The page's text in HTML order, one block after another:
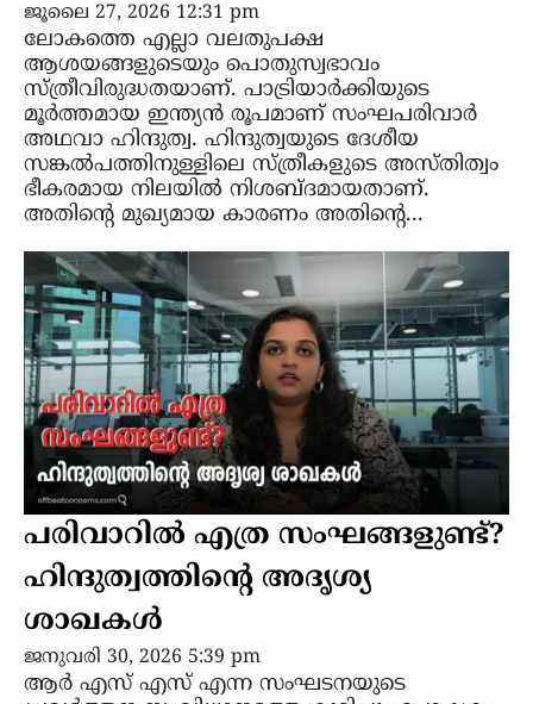
ജൂലൈ 27, 2026 12:31 pm
ലോകത്തെ എല്ലാ വലതുപക്ഷ
ആശയങ്ങളുടെയും പൊതുസ്വഭാവം
സ്ത്രീവിരുദ്ധതയാണ്. പാട്രിയാർക്കിയുടെ
മൂർത്തമായ ഇന്ത്യൻ രൂപമാണ് സംഘപരിവാർ
അഥവാ ഹിന്ദുത്വ. ഹിന്ദുത്വയുടെ ദേശീയ
സങ്കൽപത്തിനുള്ളിലെ സ്ത്രീകളുടെ അസ്തിത്വം
ഭീകരമായ നിലയിൽ നിശബ്ദമായതാണ്.
അതിൻ്റെ മുഖ്യമായ കാരണം അതിന്റെ...
പരിവാറിൽ എത്ര സംഘങ്ങളുണ്ട്?
ഹിന്ദുത്വത്തിന്റെ അദൃശ്യ
ശാഖകൾ
ജനുവരി 30, 2026 5:39 pm
ആർ എസ് എസ് എന്ന സംഘടനയുടെ